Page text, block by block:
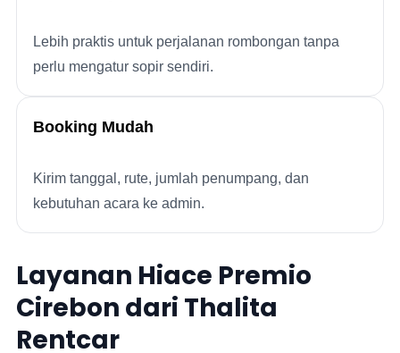
Lebih praktis untuk perjalanan rombongan tanpa
perlu mengatur sopir sendiri.
Booking Mudah
Kirim tanggal, rute, jumlah penumpang, dan
kebutuhan acara ke admin.
Layanan Hiace Premio
Cirebon dari Thalita
Rentcar